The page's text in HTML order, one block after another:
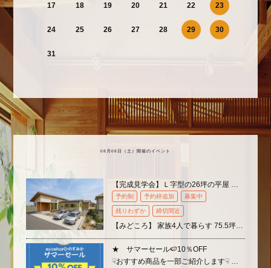
17 18 19 20 21 22 23
24 25 26 27 28 29 30
31
08月08日（ 土 ）開催のイベント
【完成見学会】Ｌ字型の26坪の平屋 ＠埼玉県本庄市
予約制 予約枠追加 募集中
残りわずか 締切間近
【みどころ】 家族4人で暮らす 75.5坪の敷地に建つ26.1坪の平屋 &nbs…
★ サマーセール🍉10％OFF
☟おすすめ商品を一部ご紹介します☟ ※一部商品・作品 除外 ※当日のラッピング不…